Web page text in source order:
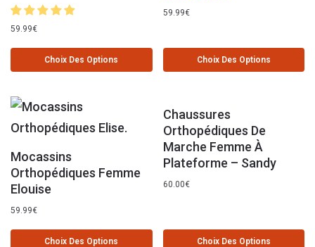
59.99€
Choix Des Options
59.99€
Choix Des Options
Mocassins
Orthopédiques Femme
Elouise
59.99€
Choix Des Options
Chaussures
Orthopédiques De
Marche Femme À
Plateforme – Sandy
60.00€
Choix Des Options